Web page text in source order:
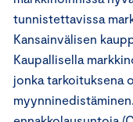
tunnistettavissa
Kansainvälisen
Kaupallisella
jonka tarkoituksena